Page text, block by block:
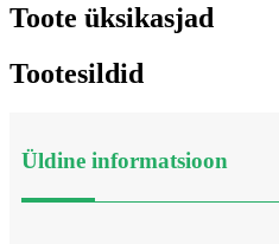
Toote üksikasjad
Tootesildid
Üldine informatsioon